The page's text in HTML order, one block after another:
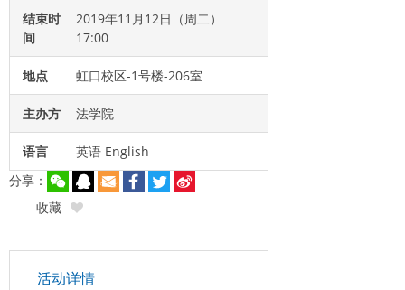
结束时
间
2019年11月12日（周二）
17:00
地点 虹口校区-1号楼-206室
主办方 法学院
语言
英语 English
分享：
收藏
活动详情